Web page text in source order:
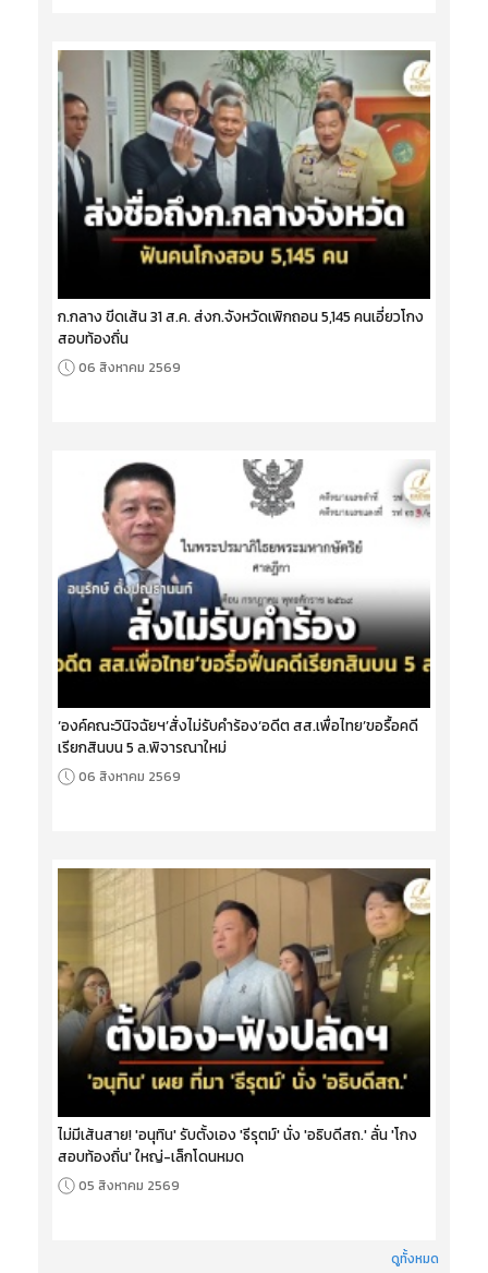
ก.กลาง ขีดเส้น 31 ส.ค. ส่งก.จังหวัดเพิกถอน 5,145 คนเอี่ยวโกง
สอบท้องถิ่น
06 สิงหาคม 2569
‘องค์คณะวินิจฉัยฯ’สั่งไม่รับคำร้อง‘อดีต สส.เพื่อไทย’ขอรื้อคดี
เรียกสินบน 5 ล.พิจารณาใหม่
06 สิงหาคม 2569
ไม่มีเส้นสาย! 'อนุทิน' รับตั้งเอง 'ธีรุตม์' นั่ง 'อธิบดีสถ.' ลั่น 'โกง
สอบท้องถิ่น' ใหญ่-เล็กโดนหมด
05 สิงหาคม 2569
ดูทั้งหมด